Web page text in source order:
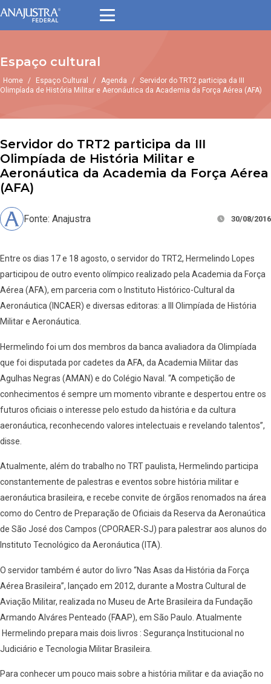
Espaço cultural
Home / Espaço Cultural / Agenda / Servidor do TRT2 participa da III
Olimpíada de História Militar e Aeronáutica da Academia da Força Aérea (AFA)
Servidor do TRT2 participa da III
Olimpíada de História Militar e
Aeronáutica da Academia da Força Aérea
(AFA)
Fonte: Anajustra 30/08/2016
Entre os dias 17 e 18 agosto, o servidor do TRT2, Hermelindo Lopes
participou de outro evento olímpico realizado pela Academia da Força
Aérea (AFA), em parceria com o Instituto Histórico-Cultural da
Aeronáutica (INCAER) e diversas editoras: a III Olimpíada de História
Militar e Aeronáutica.
Hermelindo foi um dos membros da banca avaliadora da Olimpíada
que foi disputada por cadetes da AFA, da Academia Militar das
Agulhas Negras (AMAN) e do Colégio Naval. “A competição de
conhecimentos é sempre um momento vibrante e despertou entre os
futuros oficiais o interesse pelo estudo da história e da cultura
aeronáutica, reconhecendo valores intelectuais e revelando talentos”,
disse.
Atualmente, além do trabalho no TRT paulista, Hermelindo participa
constantemente de palestras e eventos sobre história militar e
aeronáutica brasileira, e recebe convite de órgãos renomados na área
como do Centro de Preparação de Oficiais da Reserva da Aeronaútica
de São José dos Campos (CPORAER-SJ) para palestrar aos alunos do
Instituto Tecnológico da Aeronáutica (ITA).
O servidor também é autor do livro “Nas Asas da História da Força
Aérea Brasileira”, lançado em 2012, durante a Mostra Cultural de
Aviação Militar, realizada no Museu de Arte Brasileira da Fundação
Armando Alváres Penteado (FAAP), em São Paulo. Atualmente
Hermelindo prepara mais dois livros : Segurança Institucional no
Judiciário e Tecnologia Militar Brasileira.
Para conhecer um pouco mais sobre a história militar e da aviação no